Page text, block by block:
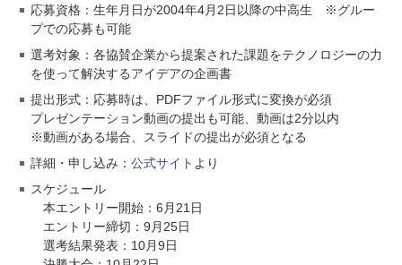
応募資格：生年月日が2004年4月2日以降の中高生 ※グルー
プでの応募も可能
選考対象：各協賛企業から提案された課題をテクノロジーの力
を使って解決するアイデアの企画書
提出形式：応募時は、PDFファイル形式に変換が必須
プレゼンテーション動画の提出も可能、動画は2分以内
※動画がある場合、スライドの提出が必須となる
詳細・申し込み： 公式サイト より
スケジュール
本エントリー開始：6月21日
エントリー締切：9月25日
選考結果発表：10月9日